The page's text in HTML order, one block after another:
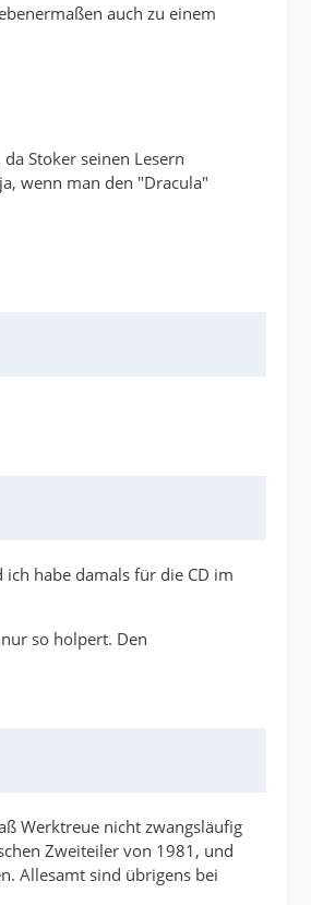
auch zu einem
Stoker seinen Lesern
wenn man den "Dracula"
habe damals für die CD im
so holpert. Den
Werktreue nicht zwangsläufig
Zweiteiler von 1981, und
Allesamt sind übrigens bei